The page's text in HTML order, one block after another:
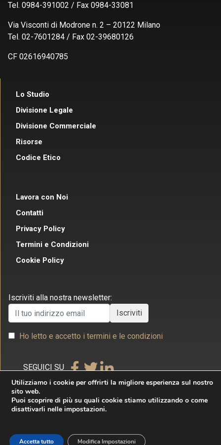
Tel. 0984-391002 / Fax 0984-33081
Via Visconti di Modrone n. 2 – 20122 Milano
Tel. 02-7601284 / Fax 02-39680126
CF 02616940785
Lo Studio
Divisione Legale
Divisione Commerciale
Risorse
Codice Etico
Lavora con Noi
Contatti
Privacy Policy
Termini e Condizioni
Cookie Policy
Iscriviti alla nostra newsletter:
Ho letto e accetto i termini e le condizioni
SEGUICI SU
& Associati. Tutti i diritti riservati. Realizzato da
Utilizziamo i cookie per offrirti la migliore esperienza sul nostro
sito web.
Puoi scoprire di più su quali cookie stiamo utilizzando o come
disattivarli nelle impostazioni.
Accetta tutto Modifica Impostazioni